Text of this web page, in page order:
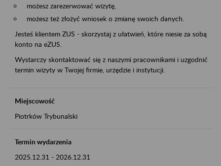
możesz zarezerwować wizytę,
możesz też złożyć wniosek o zmianę swoich danych.
Jesteś klientem ZUS - skorzystaj z ułatwień, które niesie za sobą
konto na eZUS.
Wystarczy skontaktować się z naszymi pracownikami i uzgodnić
termin wizyty w Twojej firmie, urzędzie i instytucji.
Miejscowość
Piotrków Trybunalski
Termin wydarzenia
2025.12.31 - 2026.12.31